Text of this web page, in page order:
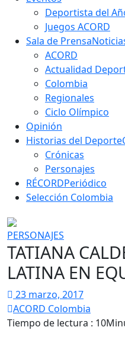
Deportista del
Juegos ACORD
Sala de Prensa
ACORD
Actualidad
Colombia
Regionales
Ciclo Olímpico
Opinión
Historias del Deporte
Crónicas
Personajes
RÉCORDPeriódico
Selección Colombia
PERSONAJES
TATIANA
LATINA EN
23 marzo, 2017
ACORD Colombia
Tiempo de lectura :